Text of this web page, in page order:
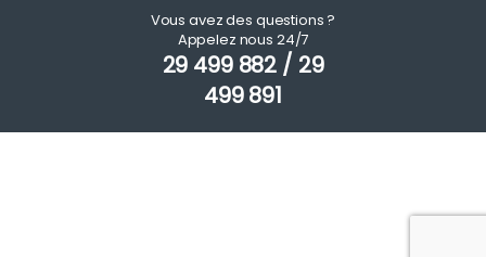
Vous avez des questions ?
Appelez nous 24/7
29 499 882 / 29
499 891